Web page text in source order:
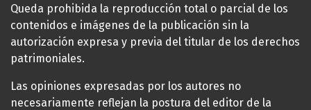
Queda prohibida la reproducción total o parcial de los
contenidos e imágenes de la publicación sin la
autorización expresa y previa del titular de los derechos
patrimoniales.
Las opiniones expresadas por los autores no
necesariamente reflejan la postura del editor de la